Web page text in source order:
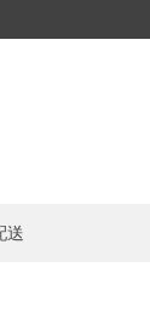
送